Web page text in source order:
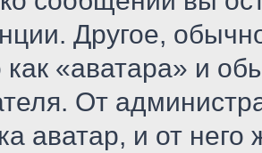
Другое,
как «аватара» и
От
аватар, и от него